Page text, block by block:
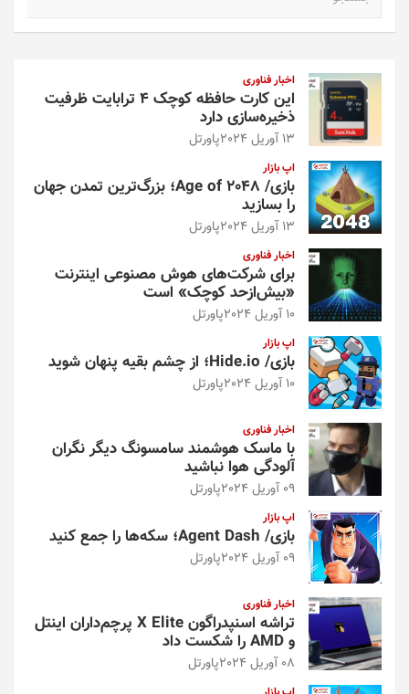
اخبار فناوری
این کارت حافظه کوچک ۴ ترابایت ظرفیت
ذخیره‌سازی دارد
13 آوریل 2024 پاورتل
اپ بازار
بازی/ Age of 2048؛ بزرگ‌ترین تمدن جهان
را بسازید
13 آوریل 2024 پاورتل
اخبار فناوری
برای شرکت‌های هوش مصنوعی اینترنت
«بیش‌از‌حد کوچک» است
10 آوریل 2024 پاورتل
اپ بازار
بازی/ Hide.io؛ از چشم بقیه پنهان شوید
10 آوریل 2024 پاورتل
اخبار فناوری
با ماسک هوشمند سامسونگ دیگر نگران
آلودگی هوا نباشید
09 آوریل 2024 پاورتل
اپ بازار
بازی/ Agent Dash؛ سکه‌ها را جمع کنید
09 آوریل 2024 پاورتل
اخبار فناوری
تراشه اسنپدراگون X Elite پرچم‌داران اینتل
و AMD را شکست داد
08 آوریل 2024 پاورتل